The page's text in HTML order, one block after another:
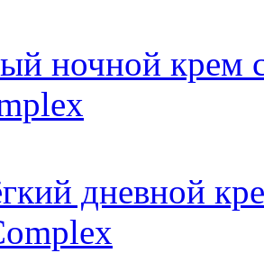
ночной крем
дневной